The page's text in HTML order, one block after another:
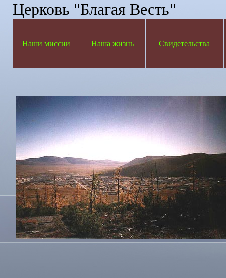
Церковь "Благая Весть"
Наши миссии Наша жизнь Свидетельства